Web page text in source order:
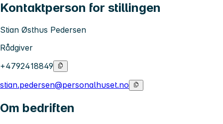
Kontaktperson for stillingen
Stian Østhus Pedersen
Rådgiver
+4792418849
stian.pedersen@personalhuset.no
Om bedriften